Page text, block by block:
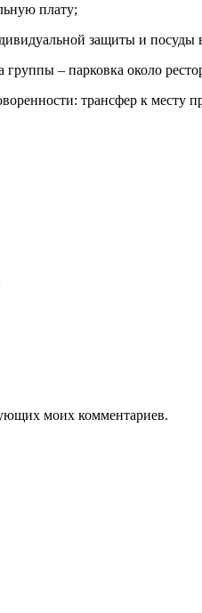
плату;
защиты и посуды
– парковка около
трансфер к
моих комментариев.